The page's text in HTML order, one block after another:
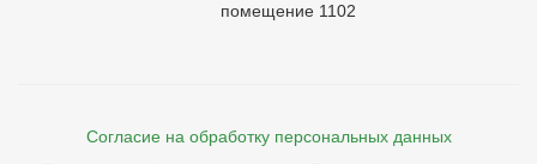
помещение 1102
Согласие на обработку персональных данных